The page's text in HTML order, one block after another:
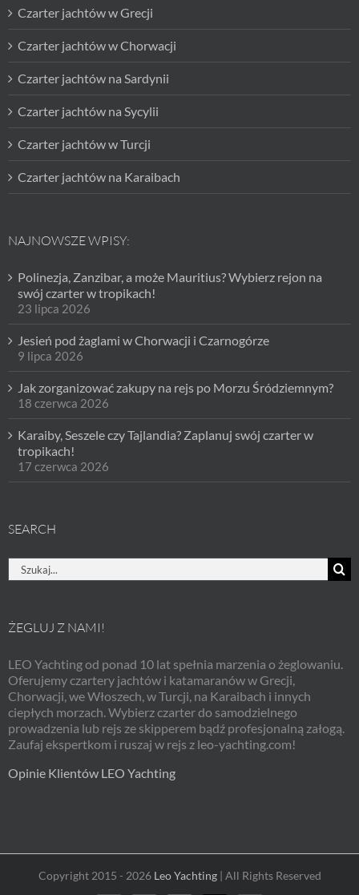
Czarter jachtów w Grecji
Czarter jachtów w Chorwacji
Czarter jachtów na Sardynii
Czarter jachtów na Sycylii
Czarter jachtów w Turcji
Czarter jachtów na Karaibach
NAJNOWSZE WPISY:
Polinezja, Zanzibar, a może Mauritius? Wybierz rejon na
swój czarter w tropikach!
23 lipca 2026
Jesień pod żaglami w Chorwacji i Czarnogórze
9 lipca 2026
Jak zorganizować zakupy na rejs po Morzu Śródziemnym?
18 czerwca 2026
Karaiby, Seszele czy Tajlandia? Zaplanuj swój czarter w
tropikach!
17 czerwca 2026
SEARCH
Szukaj
ŻEGLUJ Z NAMI!
LEO Yachting od ponad 10 lat spełnia marzenia o żeglowaniu.
Oferujemy czartery jachtów i katamaranów w Grecji,
Chorwacji, we Włoszech, w Turcji, na Karaibach i innych
ciepłych morzach. Wybierz czarter do samodzielnego
prowadzenia lub rejs ze skipperem bądź profesjonalną załogą.
Zaufaj ekspertkom i ruszaj w rejs z leo-yachting.com!
Opinie Klientów LEO Yachting
Copyright 2015 - 2026 Leo Yachting| All Rights Reserved